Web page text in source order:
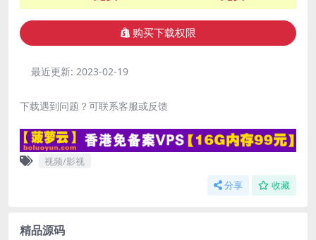
购买下载权限
最近更新: 2023-02-19
下载遇到问题？可联系客服或反馈
视频/影视
分享 收藏
精品源码